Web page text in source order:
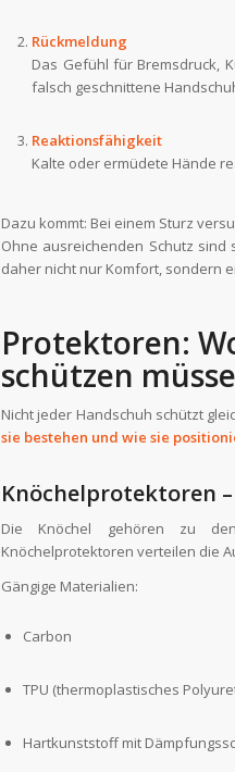
Rückmeldung
Das Gefühl für Bremsdruck,
falsch geschnittene
Reaktionsfähigkeit
Kalte oder ermüdete Hände
Dazu kommt: Bei einem Sturz
Ohne ausreichenden Schutz
daher nicht nur Komfort, sondern
Protektoren:
schützen
Nicht jeder Handschuh schützt
sie bestehen und wie sie
Knöchelprotektoren
Die Knöchel gehören zu
Knöchelprotektoren verteilen die
Gängige Materialien:
Carbon
TPU (thermoplastisches
Hartkunststoff mit